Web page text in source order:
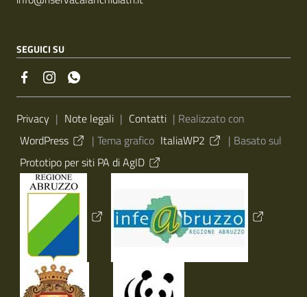
SEGUICI SU
Sezione Link Utili
Privacy | Note legali | Contatti | Realizzato con
WordPress
| Tema grafico ItaliaWP2
| Basato sul
Prototipo per siti PA di AgID